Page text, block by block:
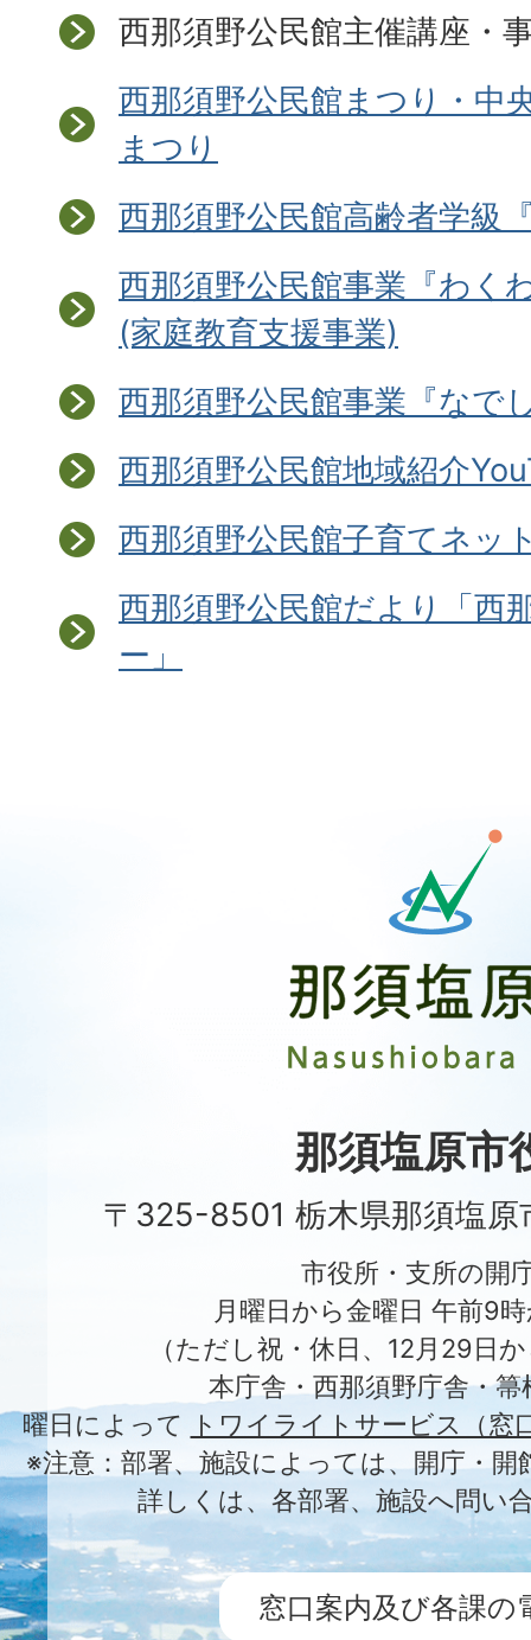
西那須野公民館主催講座・
西那須野公民館まつり・中
まつり
西那須野公民館高齢者学級
西那須野公民館事業『わく
(家庭教育支援事業)
西那須野公民館事業『なで
西那須野公民館地域紹介
西那須野公民館子育てネッ
西那須野公民館だより「西
ー」
原
市
City
那須塩原市
〒325-8501 栃木県那須塩原
市役所・支所の開
月曜日から金曜日 午前9
（ただし祝・休日、12月29日
本庁舎・西那須野庁舎・
曜日によって
トワイライトサービス（窓
※注意：部署、施設によっては、開庁・
詳しくは、各部署、施設へ問い
窓口案内及び各課の